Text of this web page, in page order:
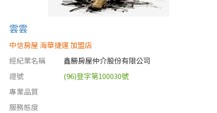
雲雲
中信房屋 海華捷運 加盟店
經紀業名稱
鑫勝房屋仲介股份有限公司
證號
(96)登字第100030號
專業品質
服務態度